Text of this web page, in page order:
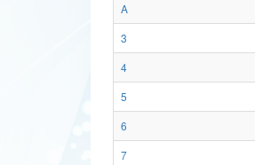
A
3
4
5
6
7